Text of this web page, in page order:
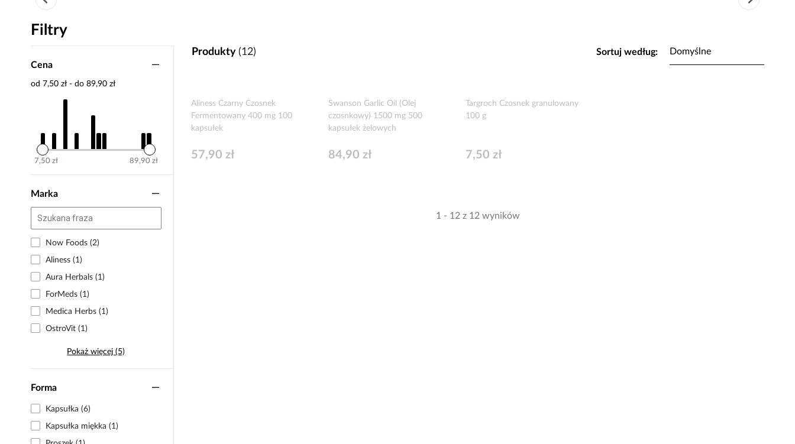
Filtry
Cena
od 7,50 zł - do 89,90 zł
7,50 zł 89,90 zł
Marka
Now Foods (2)
Aliness (1)
Aura Herbals (1)
ForMeds (1)
Medica Herbs (1)
OstroVit (1)
Pokaż więcej (5)
Forma
Kapsułka (6)
Kapsułka miękka (1)
Sortuj według:
Produkty (12)
Aliness Czarny Czosnek
Fermentowany 400 mg 100
kapsułek
57,90 zł
Swanson Garlic Oil (Olej
czosnkowy) 1500 mg 500
kapsułek żelowych
84,90 zł
Targroch Czosnek granulowany
100 g
7,50 zł
1 - 12 z 12 wyników